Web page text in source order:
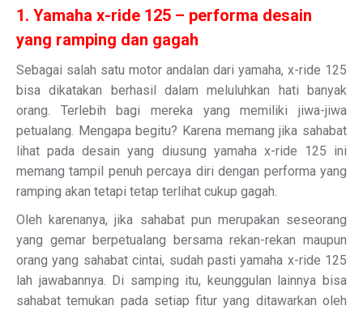
1. Yamaha x-ride 125 – performa desain
yang ramping dan gagah
Sebagai salah satu motor andalan dari yamaha, x-ride 125
bisa dikatakan berhasil dalam meluluhkan hati banyak
orang. Terlebih bagi mereka yang memiliki jiwa-jiwa
petualang. Mengapa begitu? Karena memang jika sahabat
lihat pada desain yang diusung yamaha x-ride 125 ini
memang tampil penuh percaya diri dengan performa yang
ramping akan tetapi tetap terlihat cukup gagah.
Oleh karenanya, jika sahabat pun merupakan seseorang
yang gemar berpetualang bersama rekan-rekan maupun
orang yang sahabat cintai, sudah pasti yamaha x-ride 125
lah jawabannya. Di samping itu, keunggulan lainnya bisa
sahabat temukan pada setiap fitur yang ditawarkan oleh